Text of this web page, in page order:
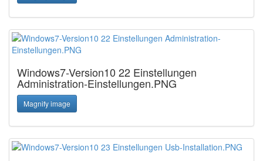
Windows7-Version10 22 Einstellungen
Administration-Einstellungen.PNG
Magnify image